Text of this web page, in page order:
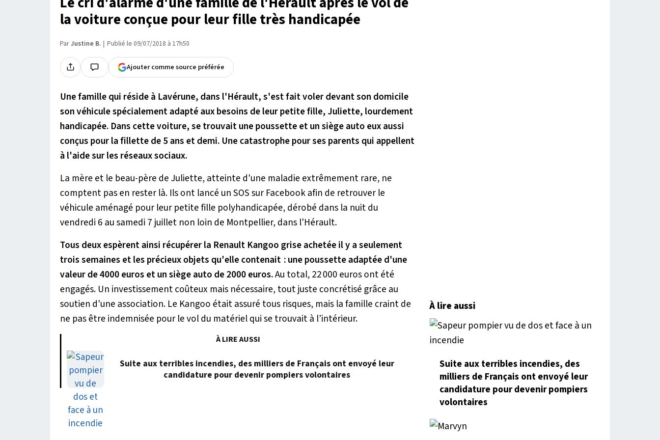
la voiture conçue pour leur fille très handicapée
ParJustine B. Publié le 09/07/2018 à 17h50
Ajouter comme source préférée
Une famille qui réside à Lavérune, dans l'Hérault, s'est fait voler devant son domicile
son véhicule spécialement adapté aux besoins de leur petite fille, Juliette, lourdement
handicapée. Dans cette voiture, se trouvait une poussette et un siège auto eux aussi
conçus pour la fillette de 5 ans et demi. Une catastrophe pour ses parents qui appellent
à l'aide sur les réseaux sociaux.
La mère et le beau-père de Juliette, atteinte d'une maladie extrêmement rare, ne
comptent pas en rester là. Ils ont lancé un SOS sur Facebook afin de retrouver le
véhicule aménagé pour leur petite fille polyhandicapée, dérobé dans la nuit du
vendredi 6 au samedi 7 juillet non loin de Montpellier, dans l'Hérault.
Tous deux espèrent ainsi récupérer la Renault Kangoo grise achetée il y a seulement
trois semaines et les précieux objets qu'elle contenait : une poussette adaptée d'une
valeur de 4000 euros et un siège auto de 2000 euros.Au total, 22 000 euros ont été
engagés. Un investissement coûteux mais nécessaire, tout juste concrétisé grâce au
soutien d'une association. Le Kangoo était assuré tous risques, mais la famille craint de
ne pas être indemnisée pour le vol du matériel qui se trouvait à l’intérieur.
À LIRE AUSSI
Suite aux terribles incendies, des milliers de Français ont envoyé leur
candidature pour devenir pompiers volontaires
À lire aussi
Suite aux terribles incendies, des
milliers de Français ont envoyé leur
candidature pour devenir pompiers
volontaires